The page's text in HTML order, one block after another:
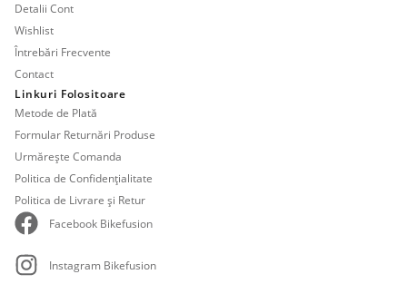
Detalii Cont
Wishlist
Întrebări Frecvente
Contact
Linkuri Folositoare
Metode de Plată
Formular Returnări Produse
Urmărește Comanda
Politica de Confidențialitate
Politica de Livrare și Retur
Facebook Bikefusion
Instagram Bikefusion